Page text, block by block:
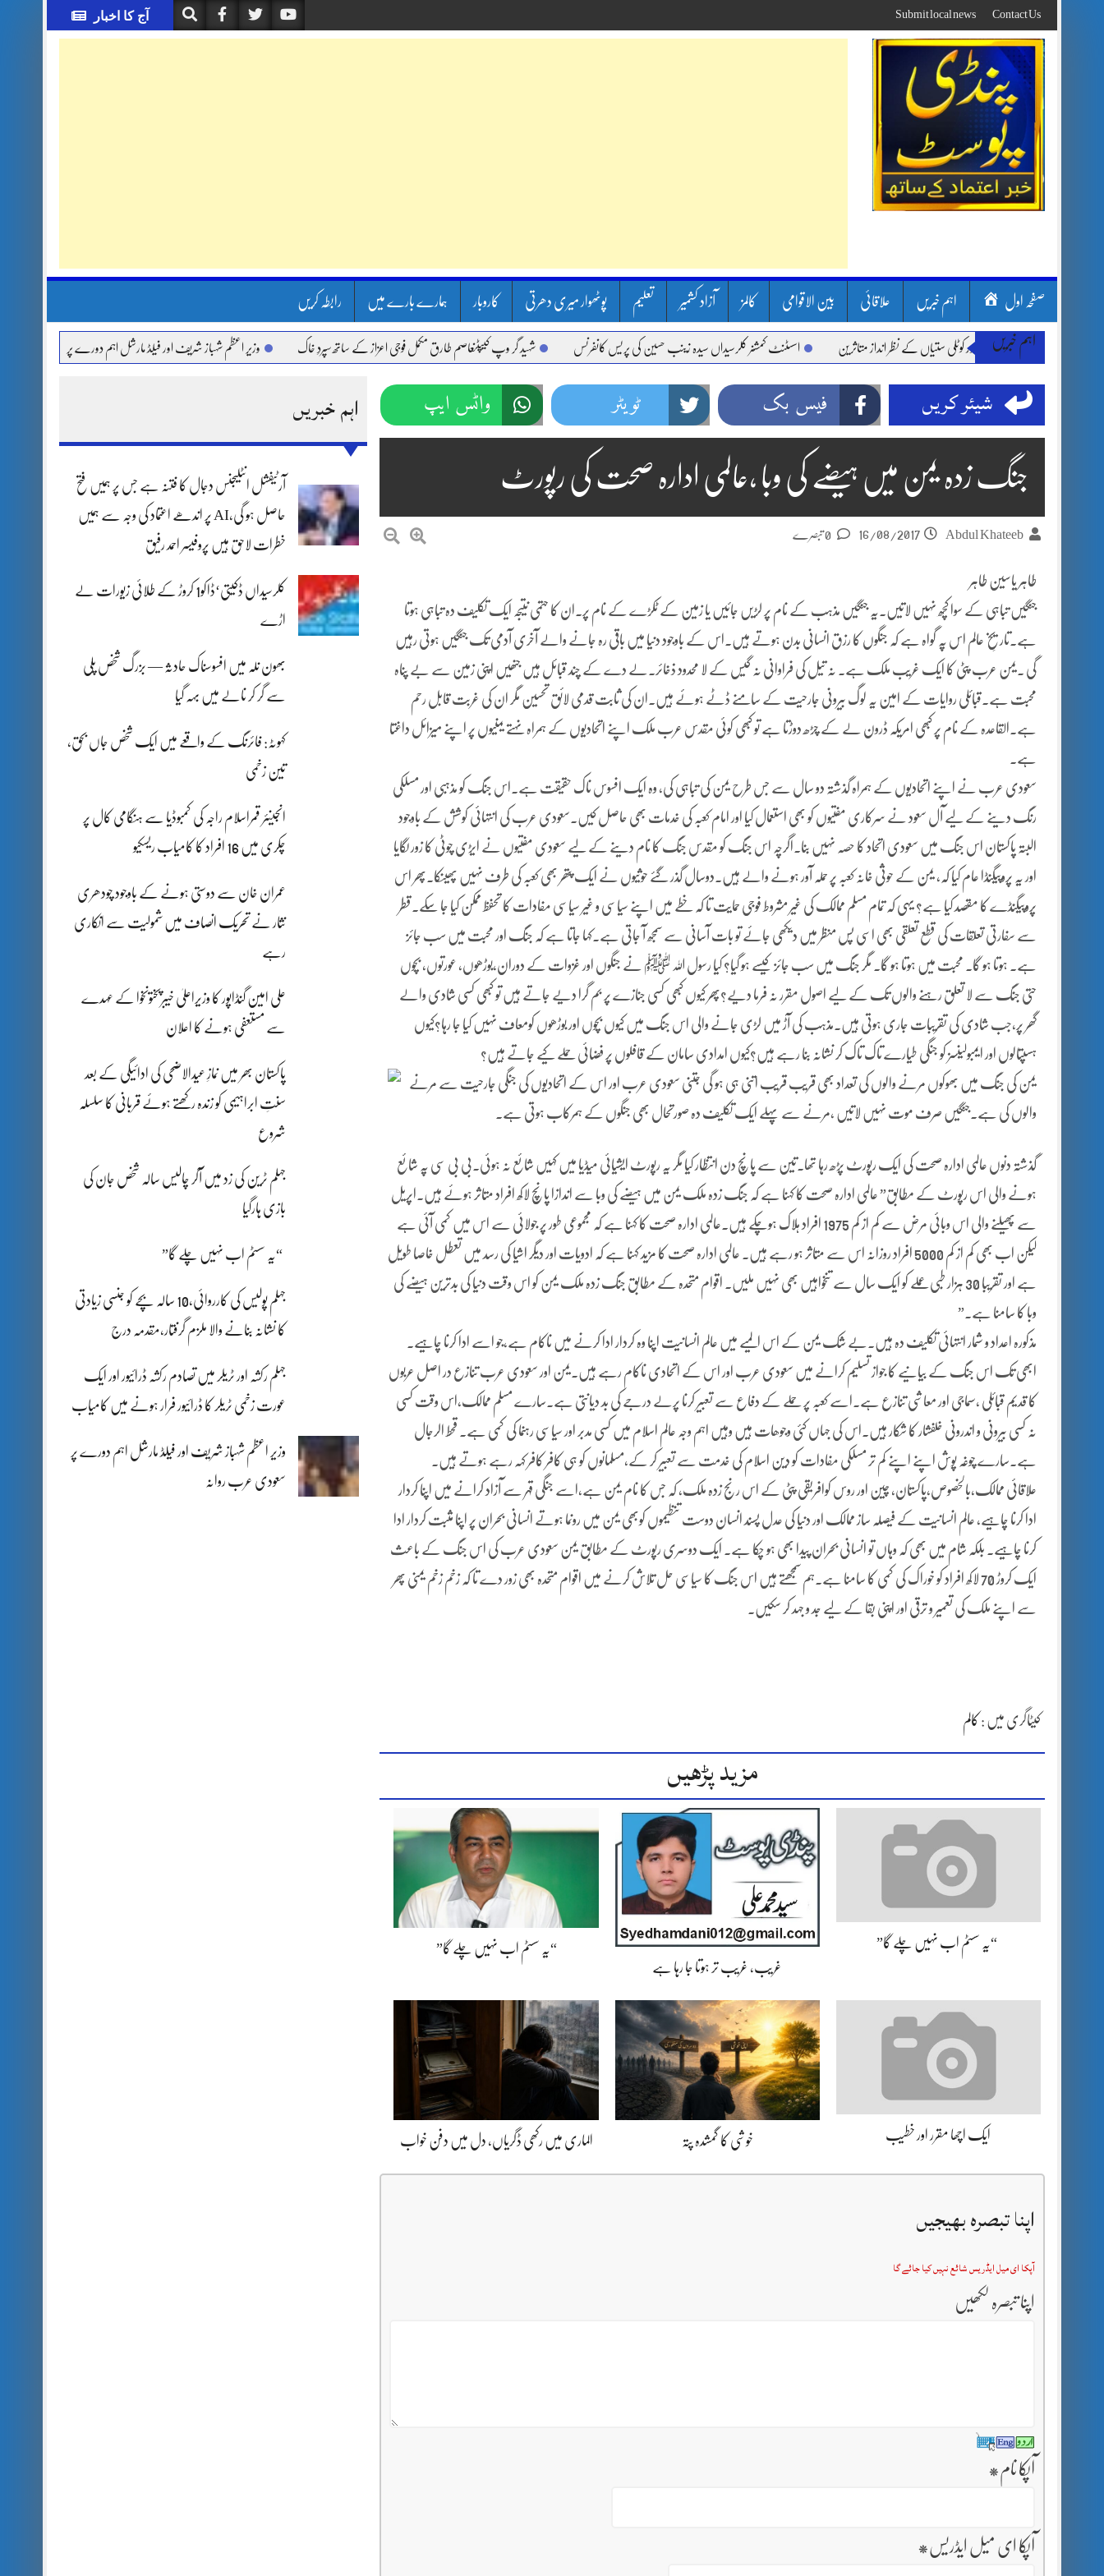
to
content
آج کا اخبار Contact Us
Submit local news
صفحہ اول اہم خبریں علاقائی بین الاقوامی کالمز آزاد کشمیر تعلیم پوٹھوار میری دھرتی کاروبار ہمارے بارے میں رابطہ کریں
اہم خبریں
لینڈ سلائیڈنگ اور کوٹلی ستیاں کے نظر انداز متاثرین اسسٹنٹ کمشنر کلرسیداں سیدہ زینب حسین کی پریس کانفرنس شہید گر وپ کیپٹنعاصم طارق مکمل فوجی اعزاز کے ساتھ سپردِ خاک وزیر اعظم شہباز شریف اور فیلڈ مارشل اہم دورے پر سعودی عرب روانہ
اہم خبریں
آرٹیفشل انٹلیجنس دجال کا فتنہ ہے جس پر ہمیں فتح
حاصل ہو گی،AI پر اندھے اعتماد کی وجہ سے ہمیں
خطرات لاحق ہیں پروفیسر احمد رفیق
کلرسیداں ڈکیتی‘ڈاکو1 کروڑ کے طلائی زیورات لے
اڑے
بھون نلہ میں افسوسناک حادثہ — بزرگ شخص پلی
سے گر کر نالے میں بہہ گیا
کہوٹہ: فائرنگ کے واقعے میں ایک شخص جاں بحق،
تین زخمی
انجینئر قمراسلام راجہ کی کمبوڈیا سے ہنگامی کال پر
چکری میں 16 افراد کا کامیاب ریسکیو
عمران خان سے دوستی ہونے کے باوجود چودھری
نثار نے تحریک انصاف میں شمولیت سے انکاری
رہے
علی امین گنڈاپور کا وزیراعلیٰ خیبرپختونخوا کے عہدے
سے مستعفی ہونے کا اعلان
پاکستان بھر میں نمازِ عیدالاضحی کی ادائیگی کے بعد
سنتِ ابراہیمی کو زندہ رکھتے ہوئے قربانی کا سلسلہ
شروع
جہلم ٹرین کی زد میں آکر چالیس سالہ شخص جان کی
بازی ہارگیا
“یہ سسٹم اب نہیں چلے گا”
جہلم پولیس کی کارروائی،10 سالہ بچے کو جنسی زیادتی
کا نشانہ بنانے والا ملزم گرفتار،مقدمہ درج
جہلم رکشہ اور ٹریلر میں تصادم رکشہ ڈرائیور اور ایک
عورت زخمی ٹریلر کا ڈرائیور فرار ہونے میں کامیاب
وزیر اعظم شہباز شریف اور فیلڈ مارشل اہم دورے پر
سعودی عرب روانہ
شیئر کریں فیس بک ٹویٹر واٹس ایپ
جنگ زدہ یمن میں ہیضے کی وبا ،عالمی ادارہ صحت کی رپورٹ
Abdul Khateeb
16/08/2017
طاہر یاسین طاہر
جنگیں تباہی کے سوا کچھ نہیں لاتیں۔یہ جنگیں مذہب کے نام پر لڑیں جائیں یا زمین کے ٹکڑے کے نام پر۔ان کا حتمی نتیجہ ایک تکلیف دہ تباہی ہوتا
ہے۔تاریخِ عالم اس پہ گواہ ہے کہ جنگوں کا رزق انسانی بدن ہوتے ہیں۔اس کے باوجود دنیا میں باقی رہ جانے والے آخری آدمی تک جنگیں ہوتی رہیں
گی ۔یمن عرب پٹی کا ایک غریب ملک ہے۔ نہ تیل کی فراوانی نہ گیس کے لا محدود ذخائر۔لے دے کے چند قبائل ہیں جنھیں اپنی زمین سے بے پناہ
محبت ہے۔قبائلی روایات کے امین یہ لوگ بیرونی جارحیت کے سامنے ڈٹے ہوئے ہیں۔ان کی ثابت قدمی لائق تحسین مگر ان کی غربت قابل رحم
ہے۔القاعدہ کے نام پر کبھی امریکہ ڈرون لے کے چڑھ دوڑتا ہے تو کبھی کوئی مقدس عرب ملک اپنے اتحادیوں کے ہمراہ نہتے یمنیوں پر اپنے میزائل داغتا
ہے۔
سعودی عرب نے اپنے اتحادیوں کے ہمراہ گذشتہ دو سال سے جس طرح یمن کی تباہی کی، وہ ایک افسوس ناک حقیقت ہے۔اس جنگ کو مذہبی اور مسلکی
رنگ دینے کے لیے آل سعود نے سرکاری مفتیوں کو بھی استعمال کیا اور امام کعبہ کی خدمات بھی حاصل کیں۔سعودی عرب کی انتہائی کوشش کے باوجود
البتہ پاکستان اس جنگ میں سعودی اتحاد کا حصہ نہیں بنا۔اگرچہ اس جنگ کو مقدس جنگ کا نام دینے کے لیے سعودی مفتیوں نے ایڑی چوٹی کا زور لگایا
اور یہ پروپیگنڈا عام کیا کہ، یمن کے حوثی خانہ کعبہ پر حملہ آور ہونے والے ہیں۔دوسال گذر گئے حوثیوں نے ایک پتھر بھی کعبہ کی طرف نہیں پھینکا۔پھر اس
پروپیگنڈے کا مقصد کیا ہے؟ یہی کہ تمام مسلم ممالک کی غیر مشروط فوجی حمایت تا کہ خطے میں اپنے سیاسی و غیر سیاسی مفادات کا تحفظ ممکن کیا جا سکے۔قطر
سے سفارتی تعلقات کی قطع تعلقی بھی اسی پس منظر میں دیکھی جائے تو بات آسانی سے سمجھ آ جاتی ہے۔کہا جاتا ہے کہ جنگ اور محبت میں سب جائز
ہے۔ ہوتا ہو گا۔ محبت میں ہوتا ہو گا۔ مگر جنگ میں سب جائز کیسے ہو گیا؟ کیا رسول اللہ ﷺ نے جنگوں اور غزوات کے دوران،بوڑھوں، عورتوں، بچوں
حتی جنگ سے لا تعلق رہنے والوں تک کے لیے اصول مقرر نہ فرما دیے؟پھر کیوں کبھی کسی جنازے پر بم گرا دیے جاتے ہیں تو کبھی کسی شادی والے
گھر پر،جب شادی کی تقریبات جاری ہوتی ہیں۔مذہب کی آڑ میں لڑی جانے والی اس جنگ میں کیوں بچوں اور بوڑھوں کومعاف نہیں کیا جا رہا؟کیوں
ہسپتالوں اور ایمبولینسز کو جنگی طیارے تاک تاک کر نشانہ بنا رہے ہیں؟کیوں امدادی سامان کے قافلوں پر فضائی حملے کیے جاتے ہیں؟
یمن کی جنگ میں بھوکوں مرنے والوں کی تعداد بھی قریب قریب اتنی ہی ہو گی جتنی سعودی عرب اور اس کے اتحادیوں کی جنگی جارحیت سے مرنے
والوں کی ہے۔جنگیں صرف موت نہیں لاتیں ،مرنے سے پہلے ایک تکلیف دہ صورتحال بھی جنگوں کے ہمرکاب ہوتی ہے۔
گذشتہ دنوں عالمی ادارہ صحت کی ایک رپورٹ پڑھ رہا تھا۔تین سے پانچ دن انتظار کیا مگر یہ رپورٹ ایشیائی میڈیا میں کہیں شائع نہ ہوئی۔بی بی سی پہ شائع
ہونے والی اس رپورٹ کے مطابق” عالمی ادارہ صحت کا کہنا ہے کہ جنگ زدہ ملک یمن میں ہیضے کی وبا سے اندازا پانچ لاکھ افراد متاثر ہوئے ہیں۔اپریل
سے پھیلنے والی اس وبائی مرض سے کم از کم 1975 افراد ہلاک ہوچکے ہیں۔عالمی ادارہ صحت کا کہنا ہے کہ مجموعی طور پر جولائی سے اس میں کمی آئی ہے
لیکن اب بھی کم از کم 5000 افراد روزانہ اس سے متاثر ہو رہے ہیں۔ عالمی ادارہ صحت کا مزید کہنا ہے کہ ادویات اور دیگر اشیا کی رسد میں تعطل خاصا طویل
ہے اور تقریبا 30 ہزار طبی عملے کو ایک سال سے تنخواہیں بھی نہیں ملیں۔ اقوام متحدہ کے مطابق جنگ زدہ ملک یمن کو اس وقت دنیا کی بدترین ہیضے کی
وبا کا سامنا ہے۔”
مذکورہ اعداد و شمار انتہائی تکلیف دہ ہیں۔بے شک یمن کے اس المیے میں عالم انسانیت اپنا وہ کردار ادا کرنے میں ناکام ہے،جو اسے ادا کرنا چاہیے۔
ابھی تک اس جنگ کے بیانیے کا جواز تسلیم کرانے میں سعودی عرب اور اس کے اتحادی ناکام رہے ہیں۔یمن اور سعودی عرب تنازع در اصل عربوں
کا قدیم قبائلی ،سماجی اور معاشی تنازع ہے۔اسے کعبہ پر حملے کے دفاع سے تعبیر کرنا پرلے درجے کی بد دیانتی ہے۔سارے مسلم ممالک،اس وقت کسی
نہ کسی بیرونی و اندرونی خلفشار کا شکار ہیں۔اس کی جہاں کئی وجوھات ہیں وہیں اہم وجہ عالم اسلام میں کسی مدبر اور سیاسی رہنما کی کمی ہے۔ قحط الرجال
ہے۔سارے چوغہ پوش اپنے اپنے کم تر مسلکی مفادات کو دین اسلام کی خدمت سے تعبیر کر کے،مسلمانوں کو ہی کافر کافر کہہ رہے ہوتے ہیں۔
علاقائی ممالک،بالخصوص،پاکستان، چین اور روس کوافریقی پٹی کے اس رنج زدہ ملک، کہ جس کا نام یمن ہے،اسے جنگی قہر سے آزاد کرانے میں اپنا کردار
ادا کرنا چاہیے، عالم انسانیت کے فیصلہ ساز ممالک اور دنیا کی عدل پسند انسان دوست تنظیموں کوبھی یمن میں رونما ہوتے انسانی بحران پر اپنا مثبت کردار ادا
کرنا چاہیے۔ بلکہ شام میں بھی کہ وہاں تو انسانی بحران پیدا بھی ہو چکا ہے۔ ایک دوسری رپورٹ کے مطابق یمن سعودی عرب کی اس جنگ کے باعث
ایک کروڑ 70 لاکھ افراد کو خوراک کی کمی کا سامنا ہے۔ہم سمجھتے ہیں اس جنگ کا سیاسی حل تلاش کرنے میں اقوام متحدہ بھی زور دے تا کہ زخم زخم یمنی پھر
سے اپنے ملک کی تعمیر و ترقی اور اپنی بقا کے لیے جد و جہد کر سکیں۔
کیٹاگری میں : کالم
مزید پڑھیں
“یہ سسٹم اب نہیں چلے گا”
غریب، غریب تر ہوتا جا رہا ہے
“یہ سسٹم اب نہیں چلے گا”
ایک اچھا مقرر اور خطیب خوشی کا گمشدہ پتہ الماری میں رکھی ڈگریاں، دل میں دفن خواب
اپنا تبصرہ بھیجیں
آپکا ای میل ایڈریس شائع نہیں کیا جائے گا
اپنا تبصرہ لکھیں
آپکا نام *
آپکا ای میل ایڈریس *